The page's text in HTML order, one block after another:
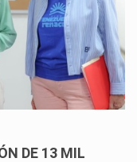
DE 13 MIL